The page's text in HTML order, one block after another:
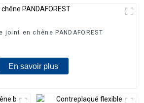
joint en chêne PANDAFOREST
En savoir plus